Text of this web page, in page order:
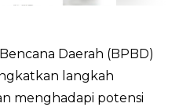
Daerah (BPBD)
langkah
menghadapi potensi